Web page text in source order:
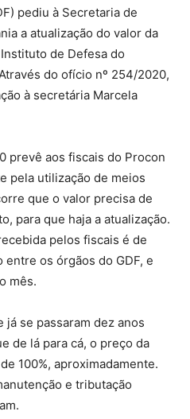
pediu à Secretaria de
a atualização do valor da
de Defesa do
do ofício nº 254/2020,
à secretária Marcela
prevê aos fiscais do Procon
pela utilização de meios
que o valor precisa de
para que haja a atualização.
pelos fiscais é de
os órgãos do GDF, e
mês.
se passaram dez anos
de lá para cá, o preço da
100%, aproximadamente.
e tributação